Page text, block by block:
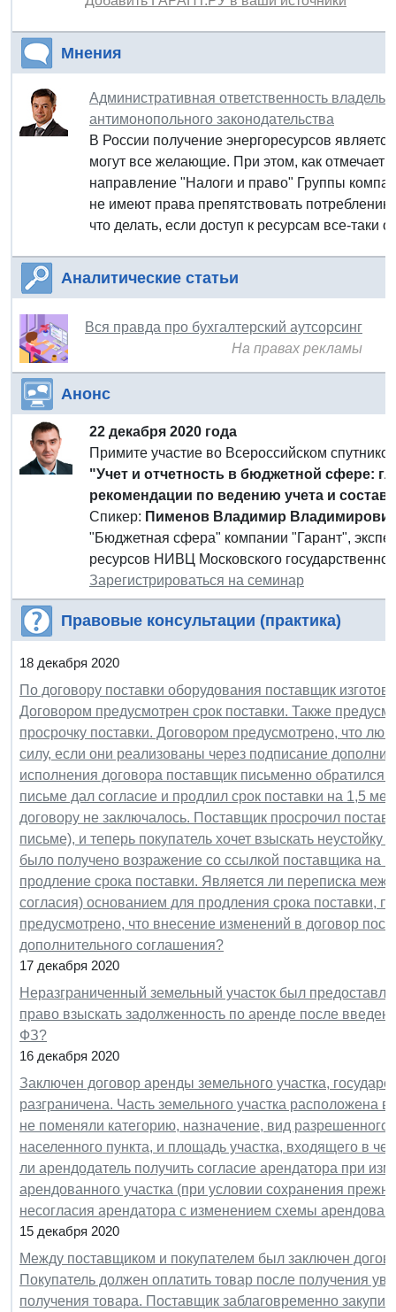
Мнения
Административная ответственность
антимонопольного законодательства
В России получение энергоресурсов
могут все желающие. При этом, как отмечает
направление "Налоги и право" Группы
не имеют права препятствовать
что делать, если доступ к ресурсам все-таки
Аналитические статьи
Вся правда про бухгалтерский аутсорсинг
На правах рекламы
Анонс
22 декабря 2020 года
Примите участие во Всероссийском
"Учет и отчетность в бюджетной сфере:
рекомендации по ведению учета и
Спикер: Пименов Владимир
"Бюджетная сфера" компании "Гарант",
ресурсов НИВЦ Московского
Зарегистрироваться на семинар
Правовые консультации (практика)
18 декабря 2020
По договору поставки оборудования поставщик
Договором предусмотрен срок поставки. Также
просрочку поставки. Договором предусмотрено, что
силу, если они реализованы через подписание
исполнения договора поставщик письменно обратился
письме дал согласие и продлил срок поставки на 1,5
договору не заключалось. Поставщик просрочил
письме), и теперь покупатель хочет взыскать
было получено возражение со ссылкой поставщика на
продление срока поставки. Является ли переписка
согласия) основанием для продления срока поставки,
предусмотрено, что внесение изменений в договор
дополнительного соглашения?
17 декабря 2020
Неразграниченный земельный участок был
право взыскать задолженность по аренде после
ФЗ?
16 декабря 2020
Заключен договор аренды земельного участка,
разграничена. Часть земельного участка расположена
не поменяли категорию, назначение, вид
населенного пункта, и площадь участка, входящего в
ли арендодатель получить согласие арендатора при
арендованного участка (при условии сохранения
несогласия арендатора с изменением схемы
15 декабря 2020
Между поставщиком и покупателем был заключен
Покупатель должен оплатить товар после получения
получения товара. Поставщик заблаговременно